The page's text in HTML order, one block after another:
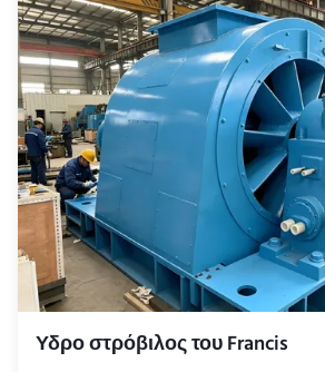
Υδρο στρόβιλος του Francis